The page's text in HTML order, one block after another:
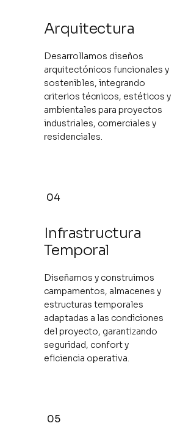
Arquitectura
Desarrollamos diseños
arquitectónicos funcionales y
sostenibles, integrando
criterios técnicos, estéticos y
ambientales para proyectos
industriales, comerciales y
residenciales.
04
Infrastructura
Temporal
Diseñamos y construimos
campamentos, almacenes y
estructuras temporales
adaptadas a las condiciones
del proyecto, garantizando
seguridad, confort y
eficiencia operativa.
05